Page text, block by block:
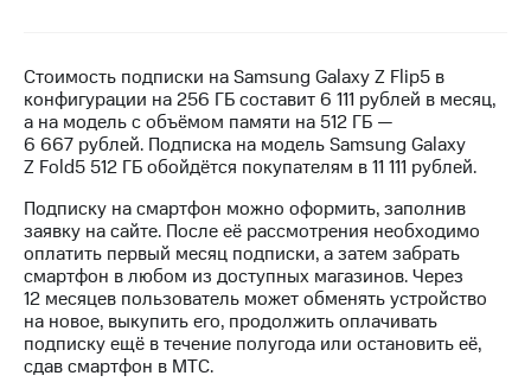
Интервью
Финансовая
отчетность
Новости
в
регионе
и акционерам
Корпоративное
управление
Стоимость подписки на Samsung Galaxy Z Flip5 в
конфигурации на 256 ГБ составит 6 111 рублей в месяц,
а на модель с объёмом памяти на 512 ГБ —
6 667 рублей. Подписка на модель Samsung Galaxy
Z Fold5 512 ГБ обойдётся покупателям в 11 111 рублей.
Подписку на смартфон можно оформить, заполнив
заявку на сайте. После её рассмотрения необходимо
оплатить первый месяц подписки, а затем забрать
смартфон в любом из доступных магазинов. Через
12 месяцев пользователь может обменять устройство
на новое, выкупить его, продолжить оплачивать
подписку ещё в течение полугода или остановить её,
сдав смартфон в МТС.